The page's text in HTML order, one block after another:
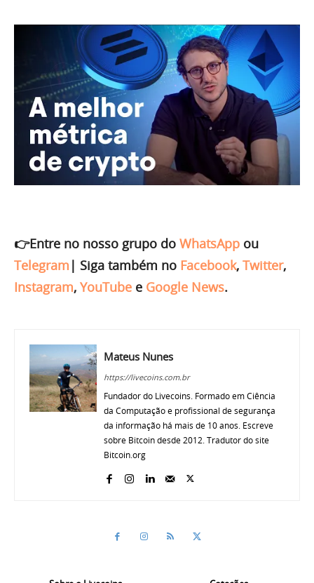
👉Entre no nosso grupo do WhatsApp ou
Telegram | Siga também no Facebook, Twitter,
Instagram, YouTube e Google News.
Mateus Nunes
https://livecoins.com.br
Fundador do Livecoins. Formado em Ciência
da Computação e profissional de segurança
da informação há mais de 10 anos. Escreve
sobre Bitcoin desde 2012. Tradutor do site
Bitcoin.org